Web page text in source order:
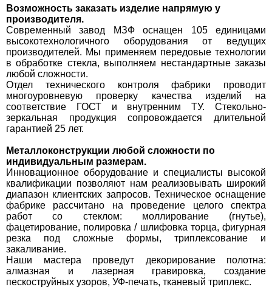
Возможность заказать изделие напрямую у
производителя.
Современный завод МЗФ оснащен 105 единицами
высокотехнологичного оборудования от ведущих
производителей. Мы применяем передовые технологии
в обработке стекла, выполняем нестандартные заказы
любой сложности.
Отдел технического контроля фабрики проводит
многоуровневую проверку качества изделий на
соответствие ГОСТ и внутренним ТУ. Стекольно-
зеркальная продукция сопровождается длительной
гарантией 25 лет.
Металлоконструкции любой сложности по
индивидуальным размерам.
Инновационное оборудование и специалисты высокой
квалификации позволяют нам реализовывать широкий
диапазон клиентских запросов. Техническое оснащение
фабрике рассчитано на проведение целого спектра
работ со стеклом: моллирование (гнутье),
фацетирование, полировка / шлифовка торца, фигурная
резка под сложные формы, триплексование и
закаливание.
Наши мастера проведут декорирование полотна:
алмазная и лазерная гравировка, создание
пескоструйных узоров, УФ-печать, тканевый триплекс.